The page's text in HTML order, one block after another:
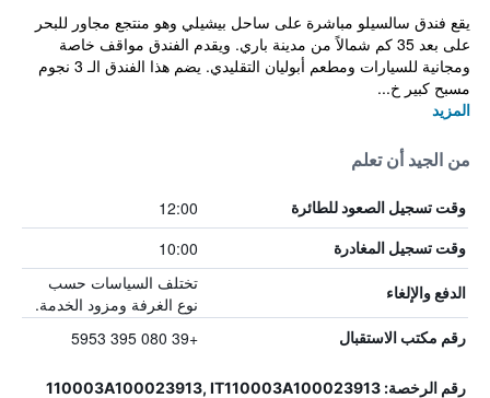
يقع فندق سالسيلو مباشرة على ساحل بيشيلي وهو منتجع مجاور للبحر
على بعد 35 كم شمالاً من مدينة باري. ويقدم الفندق مواقف خاصة
ومجانية للسيارات ومطعم أبوليان التقليدي. يضم هذا الفندق الـ 3 نجوم
مسبح كبير خ...
المزيد
من الجيد أن تعلم
وقت تسجيل الصعود للطائرة 12:00
وقت تسجيل المغادرة 10:00
الدفع والإلغاء
تختلف السياسات حسب
نوع الغرفة ومزود الخدمة.
رقم مكتب الاستقبال +39 080 395 5953
رقم الرخصة: 110003A100023913, IT110003A100023913